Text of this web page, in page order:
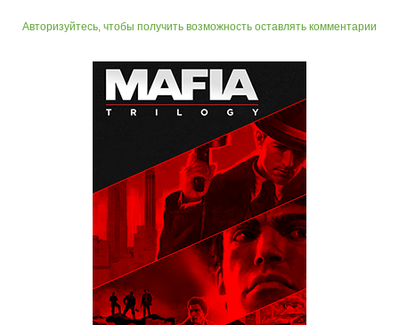
Авторизуйтесь, чтобы получить возможность оставлять комментарии